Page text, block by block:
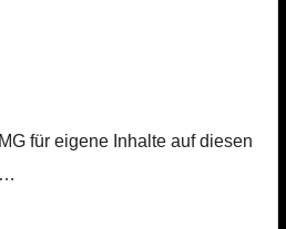
für eigene Inhalte auf diesen